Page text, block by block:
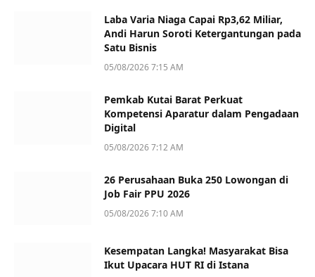
Laba Varia Niaga Capai Rp3,62 Miliar,
Andi Harun Soroti Ketergantungan pada
Satu Bisnis
05/08/2026 7:15 AM
Pemkab Kutai Barat Perkuat
Kompetensi Aparatur dalam Pengadaan
Digital
05/08/2026 7:12 AM
26 Perusahaan Buka 250 Lowongan di
Job Fair PPU 2026
05/08/2026 7:10 AM
Kesempatan Langka! Masyarakat Bisa
Ikut Upacara HUT RI di Istana